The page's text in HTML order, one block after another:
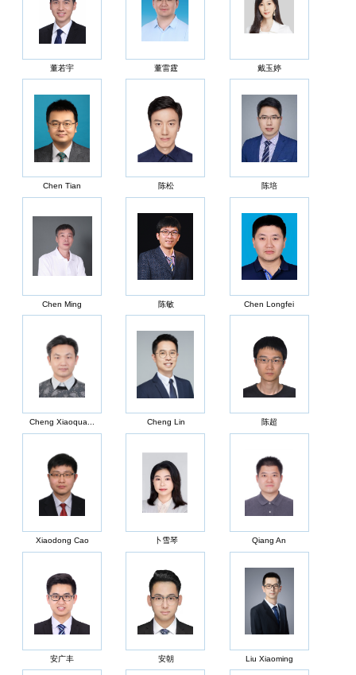
董若宇 董雷霆 戴玉婷
Chen Tian 陈松 陈培
Chen Ming 陈敏 Chen Longfei
Cheng Xiaoqua... Cheng Lin 陈超
Xiaodong Cao 卜雪琴 Qiang An
安广丰 安朝 Liu Xiaoming